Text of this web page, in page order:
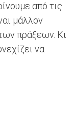
από τις
μάλλον
πράξεων. Κι
να